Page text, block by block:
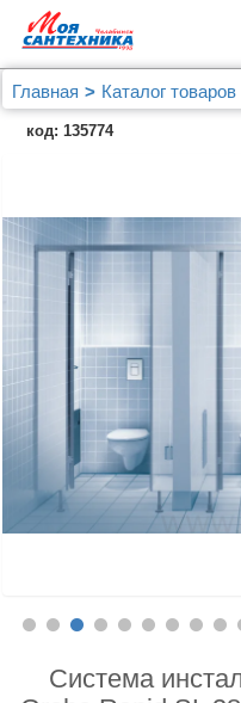
Главная Каталог товаров
Grohe
Система
код: 135774
Система